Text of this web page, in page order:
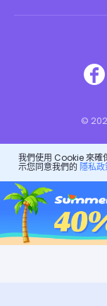
©
我們使用 Cookie 來確
示您同意我們的 隱私